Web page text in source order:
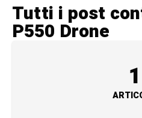
Tutti i post
P550 Drone
1